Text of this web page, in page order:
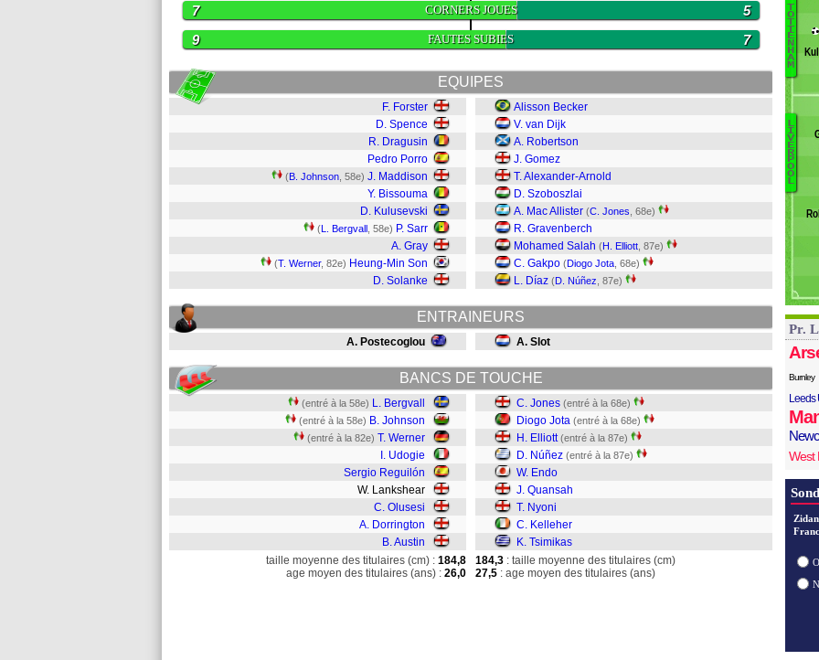
CORNERS JOUES
7 5
FAUTES SUBIES
9 7
EQUIPES
F. Forster
D. Spence
R. Dragusin
Pedro Porro
(B. Johnson , 58e) J. Maddison
Y. Bissouma
D. Kulusevski
(L. Bergvall , 58e) P. Sarr
A. Gray
(T. Werner, 82e) Heung-Min Son
D. Solanke
Alisson Becker
V. van Dijk
A. Robertson
J. Gomez
T. Alexander-Arnold
D. Szoboszlai
A. Mac Allister (C. Jones , 68e)
R. Gravenberch
Mohamed Salah (H. Elliott , 87e)
C. Gakpo (Diogo Jota , 68e)
L. Díaz (D. Núñez , 87e)
ENTRAINEURS
A. Postecoglou A. Slot
BANCS DE TOUCHE
(entré à la 58e) L. Bergvall
(entré à la 58e) B. Johnson
(entré à la 82e) T. Werner
I. Udogie
Sergio Reguilón
W. Lankshear
C. Olusesi
A. Dorrington
B. Austin
C. Jones (entré à la 68e)
Diogo Jota (entré à la 68e)
H. Elliott (entré à la 87e)
D. Núñez (entré à la 87e)
W. Endo
J. Quansah
T. Nyoni
C. Kelleher
K. Tsimikas
taille moyenne des titulaires (cm) : 184,8
age moyen des titulaires (ans) : 26,0
184,3 : taille moyenne des titulaires (cm)
27,5 : age moyen des titulaires (ans)
T
O
T
T
E
N
H
A
M
L
I
V
E
R
P
O
O
L
Pr.
Burnley
Leeds
West